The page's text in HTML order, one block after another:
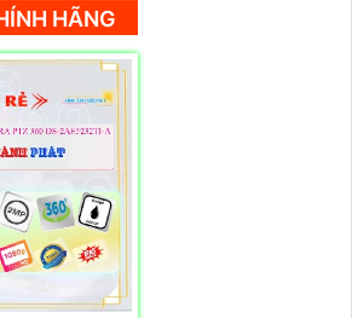
HÃNG